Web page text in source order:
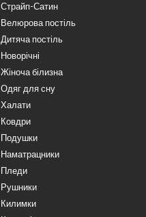
Страйп-Сатин
Велюрова постіль
Дитяча постіль
Новорічні
Жіноча білизна
Одяг для сну
Халати
Ковдри
Подушки
Наматрацники
Пледи
Рушники
Килимки